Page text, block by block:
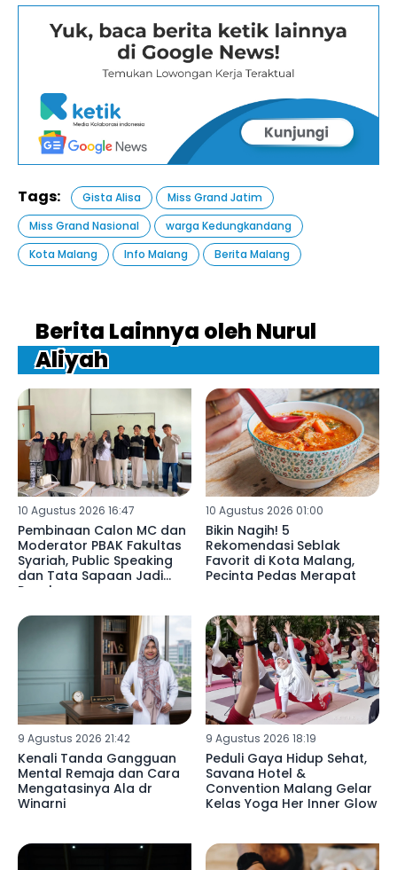
Tags: Gista Alisa
Miss Grand Jatim
Miss Grand Nasional
warga Kedungkandang
Kota Malang
Info Malang Berita Malang
Berita Lainnya oleh Nurul
Aliyah
10 Agustus 2026 16:47
Pembinaan Calon MC dan
Moderator PBAK Fakultas
Syariah, Public Speaking
dan Tata Sapaan Jadi
Penekanan
10 Agustus 2026 01:00
Bikin Nagih! 5
Rekomendasi Seblak
Favorit di Kota Malang,
Pecinta Pedas Merapat
9 Agustus 2026 21:42
Kenali Tanda Gangguan
Mental Remaja dan Cara
Mengatasinya Ala dr
Winarni
9 Agustus 2026 18:19
Peduli Gaya Hidup Sehat,
Savana Hotel &
Convention Malang Gelar
Kelas Yoga Her Inner Glow